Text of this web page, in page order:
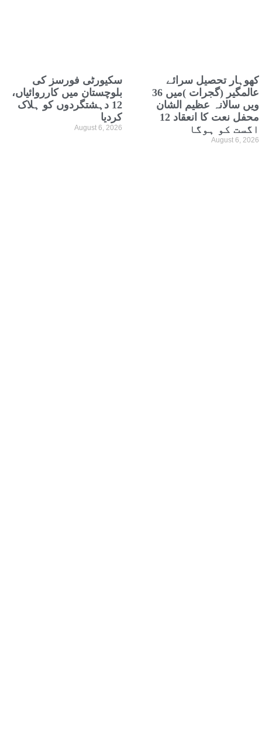
سکیورٹی فورسز کی
بلوچستان میں کارروائیاں،
12 دہشتگردوں کو ہلاک
کردیا
August 6, 2026
کھوہار تحصیل سرائے
عالمگیر (گجرات )میں 36
ویں سالانہ عظیم الشان
محفل نعت کا انعقاد 12
اگست کو ہوگا
August 6, 2026